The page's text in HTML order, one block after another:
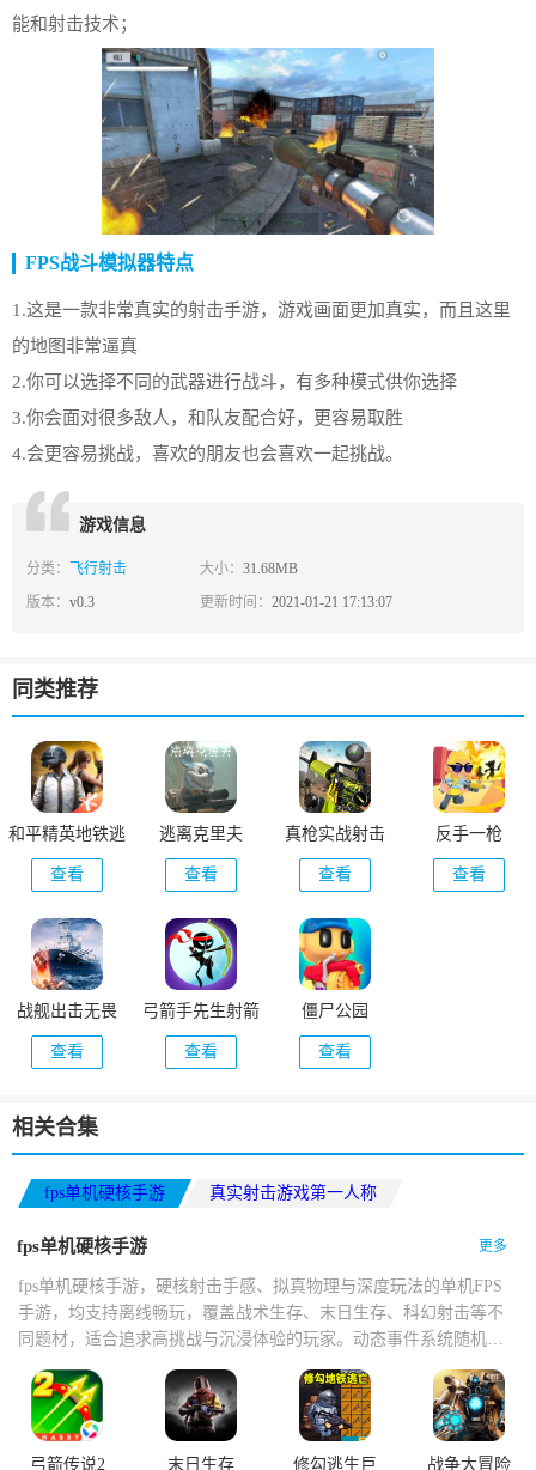
能和射击技术；
FPS战斗模拟器特点
1.这是一款非常真实的射击手游，游戏画面更加真实，而且这里
的地图非常逼真
2.你可以选择不同的武器进行战斗，有多种模式供你选择
3.你会面对很多敌人，和队友配合好，更容易取胜
4.会更容易挑战，喜欢的朋友也会喜欢一起挑战。
游戏信息
分类： 飞行射击 大小：31.68MB
版本： v0.3 更新时间：2021-01-21 17:13:07
同类推荐
和平精英地铁逃
生
查看
逃离克里夫
查看
真枪实战射击
(Real Gun
Combat)
查看
反手一枪
查看
战舰出击无畏
(戰艦出擊無畏)
查看
弓箭手先生射箭
(Mr.Archery)
查看
僵尸公园
查看
相关合集
fps单机硬核手游
真实射击游戏第一人称
fps单机硬核手游 更多
fps单机硬核手游，硬核射击手感、拟真物理与深度玩法的单机FPS
手游，均支持离线畅玩，覆盖战术生存、末日生存、科幻射击等不
同题材，适合追求高挑战与沉浸体验的玩家。动态事件系统随机触
持断网续玩，成就与涂装解锁机制延长耐玩度。策略深度强，画面
与音效接近主机级表现。
弓箭传说2 末日生存 修勾逃生巨 战争大冒险